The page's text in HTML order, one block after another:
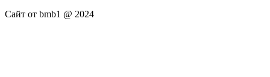
Сайт от bmb1 @ 2024